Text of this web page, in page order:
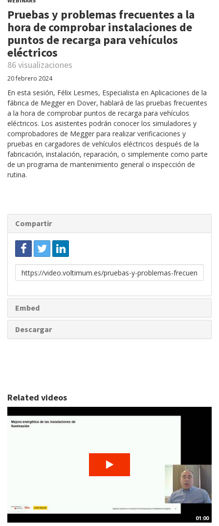
Pruebas y problemas frecuentes a la
hora de comprobar instalaciones de
puntos de recarga para vehículos
eléctricos
86 visualizaciones
20 febrero 2024
En esta sesión, Félix Lesmes, Especialista en Aplicaciones de la
fábrica de Megger en Dover, hablará de las pruebas frecuentes
a la hora de comprobar puntos de recarga para vehículos
eléctricos. Los asistentes podrán conocer los simuladores y
comprobadores de Megger para realizar verificaciones y
pruebas en cargadores de vehículos eléctricos después de la
fabricación, instalación, reparación, o simplemente como parte
de un programa de mantenimiento general o inspección de
rutina.
Compartir
Enlace
para
Embed
Descargar
Related videos
01:00